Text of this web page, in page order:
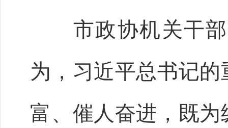
市政协机关干部
为，习近平总书记
富、催人奋进，既